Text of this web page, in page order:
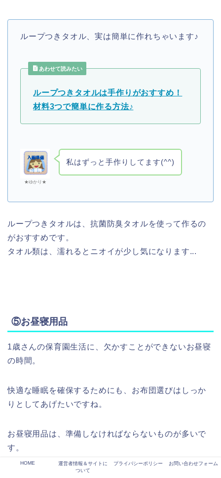
ループつきタオル、実は簡単に作れちゃいます♪
あわせて読みたい
ループつきタオルは手作りがおすすめ！
材料3つで簡単に作る方法♪
★ゆかり★
私はずっと手作りしてます(^^)
ループつきタオルは、抗菌防臭タオルを使って作るの
がおすすめです。
タオル類は、濡れるとニオイが少し気になります...
⑤お昼寝用品
1歳さんの保育園生活に、欠かすことができないお昼寝
の時間。
快適な睡眠を確保するためにも、お布団選びはしっか
りとしてあげたいですね。
お昼寝用品は、準備しなければならないものが多いで
す。
余裕を持って用意できるといいですね。
HOME
運営者情報＆サイトに
ついて
プライバシーポリシー お問い合わせフォーム